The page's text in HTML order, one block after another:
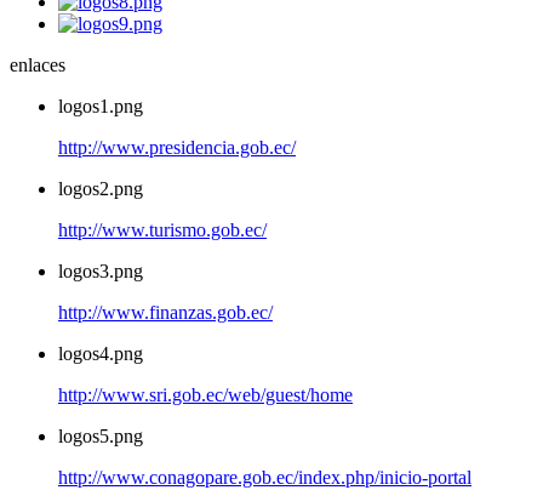
enlaces
logos1.png
http://www.presidencia.gob.ec/
logos2.png
http://www.turismo.gob.ec/
logos3.png
http://www.finanzas.gob.ec/
logos4.png
http://www.sri.gob.ec/web/guest/home
logos5.png
http://www.conagopare.gob.ec/index.php/inicio-portal